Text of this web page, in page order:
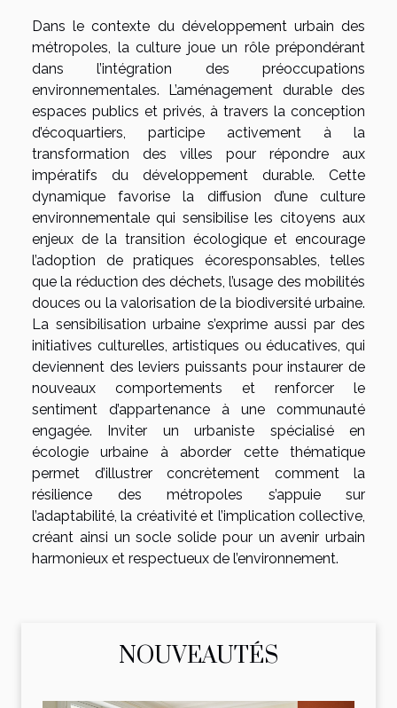
Dans le contexte du développement urbain des
métropoles, la culture joue un rôle prépondérant
dans l’intégration des préoccupations
environnementales. L’aménagement durable des
espaces publics et privés, à travers la conception
d’écoquartiers, participe activement à la
transformation des villes pour répondre aux
impératifs du développement durable. Cette
dynamique favorise la diffusion d’une culture
environnementale qui sensibilise les citoyens aux
enjeux de la transition écologique et encourage
l’adoption de pratiques écoresponsables, telles
que la réduction des déchets, l’usage des mobilités
douces ou la valorisation de la biodiversité urbaine.
La sensibilisation urbaine s’exprime aussi par des
initiatives culturelles, artistiques ou éducatives, qui
deviennent des leviers puissants pour instaurer de
nouveaux comportements et renforcer le
sentiment d’appartenance à une communauté
engagée. Inviter un urbaniste spécialisé en
écologie urbaine à aborder cette thématique
permet d’illustrer concrètement comment la
résilience des métropoles s’appuie sur
l’adaptabilité, la créativité et l’implication collective,
créant ainsi un socle solide pour un avenir urbain
harmonieux et respectueux de l’environnement.
NOUVEAUTÉS